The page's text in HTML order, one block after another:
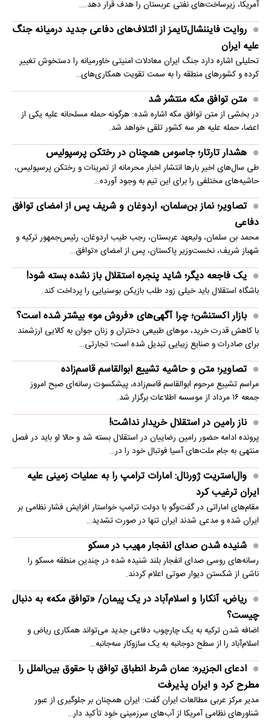
آمریکا، زیرساخت‌های نفتی عربستان را هدف قرار دهد.…
روایت فایننشال‌تایمز از ائتلاف‌های دفاعی جدید درمیانه جنگ
علیه ایران
تحلیلی اشاره دارد جنگ ایران معادلات امنیتی خاورمیانه را دستخوش تغییر
کرده و کشورهای منطقه را به سمت تقویت همکاری‌های…
متن توافق مکه منتشر شد
در بخشی از متن توافق مکه اشاره شده: هرگونه حمله مسلحانه علیه یکی از
اعضا، حمله علیه هر سه کشور تلقی خواهد شد.
هشدار تارتار؛ جاسوس همچنان در رختکن پرسپولیس
طی سال‌های اخیر بارها انتشار اخبار محرمانه از تمرینات و رختکن پرسپولیس،
حاشیه‌های مختلفی را برای این تیم به وجود آورده…
تصاویر؛ نماز بن‌سلمان، اردوغان و شریف پس از امضای توافق
دفاعی
محمد بن سلمان، ولیعهد عربستان، رجب طیب اردوغان، رئیس‌جمهور ترکیه و
شهباز شریف، نخست‌وزیر پاکستان، پس از امضای «توافق…
یک فاجعه دیگر؛ شاید پنجره استقلال باز نشده بسته شود!
باشگاه استقلال باید خیلی زود طلب بازیکن بوسنیایی را پرداخت کند.
بازار اکستنشن؛ چرا آگهی‌های «فروش مو» بیشتر شده است؟
با کاهش قدرت خرید، موهای طبیعی دختران و زنان جوان به کالایی ارزشمند
برای صادرات و صنایع زیبایی تبدیل شده است؛ تجارتی…
تصاویر؛ متن و حاشیه تشییع ابوالقاسم قاسم‌زاده
مراسم تشییع مرحوم ابوالقاسم قاسم‌زاده، پیشکسوت رسانه‌ای صبح امروز
جمعه ۱۶ مرداد از موسسه اطلاعات برگزار شد.
ناز رامین در استقلال خریدار نداشت!
پرونده ادامه حضور رامین رضاییان در استقلال بسته شد و حالا او باید در فصل
منتهی به جام ملت‌های آسیا فوتبال خود را در…
وال‌استریت ژورنال: امارات ترامپ را به عملیات زمینی علیه
ایران ترغیب کرد
مقام‌های اماراتی در گفت‌وگو با دولت ترامپ خواستار افزایش فشار نظامی بر
ایران شده و مدعی شدند ایران تنها در صورت تشدید…
شنیده شدن صدای انفجار مهیب در مسکو
رسانه‌های روسی صدای انفجار بلند شنیده شده در چندین منطقه مسکو را
ناشی از شکستن دیوار صوتی اعلام کردند.
ریاض، آنکارا و اسلام‌آباد در یک پیمان/ «توافق مکه» به دنبال
چیست؟
اضافه شدن ترکیه به یک چارچوب دفاعی جدید می‌تواند همکاری ریاض و
اسلام‌آباد را از سطح دوجانبه به یک سازوکار سه‌جانبه…
ادعای الجزیره: عمان شرط انطباق توافق با حقوق بین‌الملل را
مطرح کرد و ایران پذیرفت
مدیر مرکز عربی مطالعات ایران گفت: ایران همچنان بر جلوگیری از عبور
شناورهای نظامی آمریکا از آب‌های سرزمینی خود تأکید دار…